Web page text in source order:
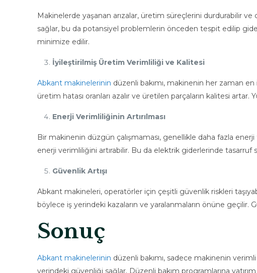
Makinelerde yaşanan arızalar, üretim süreçlerini durdurabilir
sağlar, bu da potansiyel problemlerin önceden tespit edilip
minimize edilir.
İyileştirilmiş Üretim Verimliliği ve Kalitesi
Abkant makinelerinin düzenli bakımı, makinenin her zaman en
üretim hatası oranları azalır ve üretilen parçaların kalitesi
Enerji Verimliliğinin Artırılması
Bir makinenin düzgün çalışmaması, genellikle daha fazla
enerji verimliliğini artırabilir. Bu da elektrik giderlerinde
Güvenlik Artışı
Abkant makineleri, operatörler için çeşitli güvenlik riskleri
böylece iş yerindeki kazaların ve yaralanmaların önüne geçilir.
Sonuç
Abkant makinelerinin düzenli bakımı, sadece makinenin
yerindeki güvenliği sağlar. Düzenli bakım programlarına